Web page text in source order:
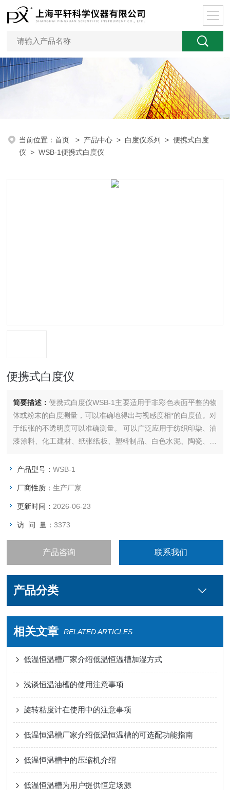
当前位置：首页 > 产品中心 > 白度仪系列 >便携式白度
仪 > WSB-1便携式白度仪
便携式白度仪
简要描述：便携式白度仪WSB-1主要适用于非彩色表面平整的物
体或粉末的白度测量，可以准确地得出与视感度相*的白度值。对
于纸张的不透明度可以准确测量。 可以广泛应用于纺织印染、油
漆涂料、化工建材、纸张纸板、塑料制品、白色水泥、陶瓷、搪
产品型号：WSB-1
厂商性质：生产厂家
更新时间： 2026-06-23
访 问 量：3373
产品咨询 联系我们
产品分类
相关文章 RELATED ARTICLES
低温恒温槽厂家介绍低温恒温槽加湿方式
浅谈恒温油槽的使用注意事项
旋转粘度计在使用中的注意事项
低温恒温槽厂家介绍低温恒温槽的可选配功能指南
低温恒温槽中的压缩机介绍
低温恒温槽为用户提供恒定场源